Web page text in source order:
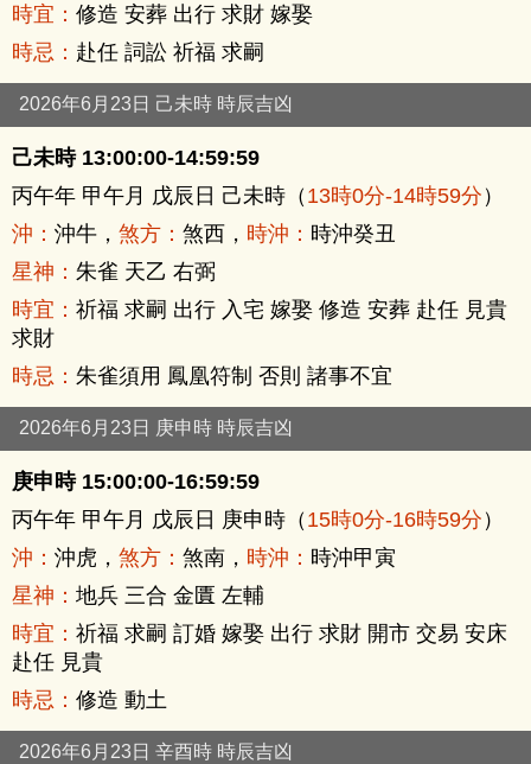
時宜： 修造 安葬 出行 求財 嫁娶
時忌： 赴任 詞訟 祈福 求嗣
2026年6月23日 己未時 時辰吉凶
己未時 13:00:00-14:59:59
丙午年 甲午月 戊辰日 己未時（13時0分-14時59分）
沖： 沖牛， 煞方： 煞西， 時沖： 時沖癸丑
星神： 朱雀 天乙 右弼
時宜： 祈福 求嗣 出行 入宅 嫁娶 修造 安葬 赴任 見貴
求財
時忌： 朱雀須用 鳳凰符制 否則 諸事不宜
2026年6月23日 庚申時 時辰吉凶
庚申時 15:00:00-16:59:59
丙午年 甲午月 戊辰日 庚申時（15時0分-16時59分）
沖： 沖虎， 煞方： 煞南， 時沖： 時沖甲寅
星神： 地兵 三合 金匱 左輔
時宜： 祈福 求嗣 訂婚 嫁娶 出行 求財 開市 交易 安床
赴任 見貴
時忌： 修造 動土
2026年6月23日 辛酉時 時辰吉凶